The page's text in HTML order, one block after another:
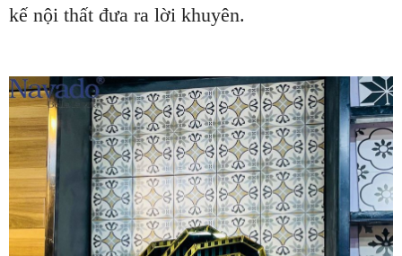
kế nội thất đưa ra lời khuyên.